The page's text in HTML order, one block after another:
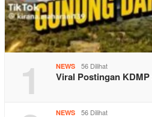
1 NEWS 56 Dilihat
Viral Postingan
NEWS 56 Dilihat